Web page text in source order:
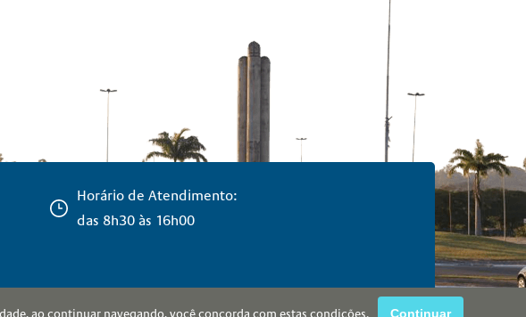
Horário de Atendimento:
das 8h30 às 16h00
, ao continuar navegando, você concorda com estas condições. Continuar